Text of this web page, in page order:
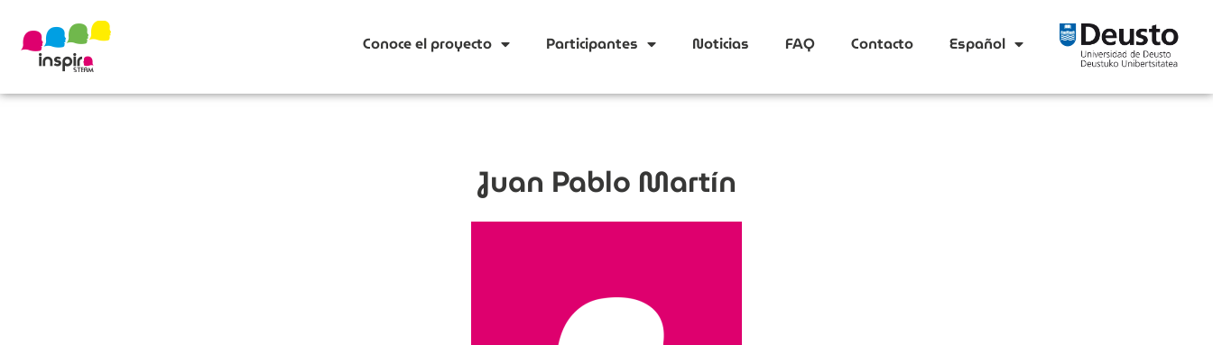
Conoce el proyecto Participantes Noticias FAQ Contacto Español
Juan Pablo Martín